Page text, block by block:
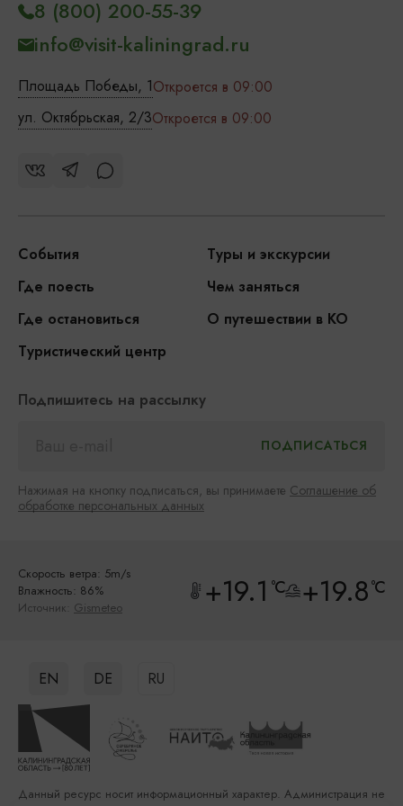
Площадь Победы, 1Откроется в 09:00
ул. Октябрьская, 2/3Откроется в 09:00
8 (800) 200-55-39
info@visit-kaliningrad.ru
События
Туры и экскурсии
Где поесть
Чем заняться
Где остановиться
О путешествии в КО
Туристический центр
Подпишитесь на рассылку
Нажимая на кнопку подписаться, вы принимаете Соглашение об
обработке персональных данных
Скорость ветра: 5m/s
Влажность: 86%
Источник: Gismeteo +19.1 °C +19.8°C
EN DE RU
Данный ресурс носит информационный характер. Администрация не